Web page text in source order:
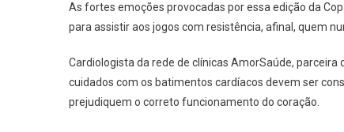
As fortes emoções provocadas por essa edição da
para assistir aos jogos com resistência, afinal, quem
Cardiologista da rede de clínicas AmorSaúde, parceira
cuidados com os batimentos cardíacos devem ser
prejudiquem o correto funcionamento do coração.